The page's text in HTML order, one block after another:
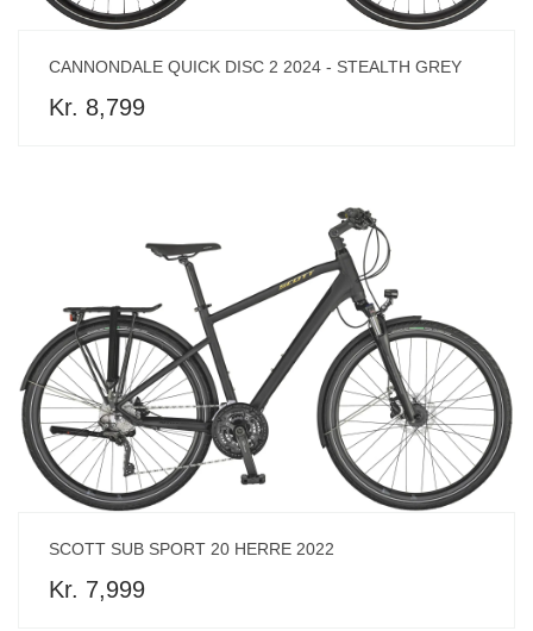
CANNONDALE QUICK DISC 2 2024 - STEALTH GREY
Kr. 8,799
SCOTT SUB SPORT 20 HERRE 2022
Kr. 7,999